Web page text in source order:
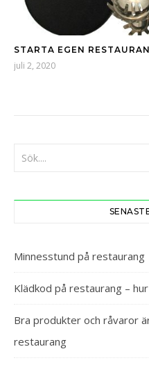
STARTA EGEN
juli 2, 2020
Minnesstund på restaurang
Klädkod på restaurang –
Bra produkter och råvaror
restaurang